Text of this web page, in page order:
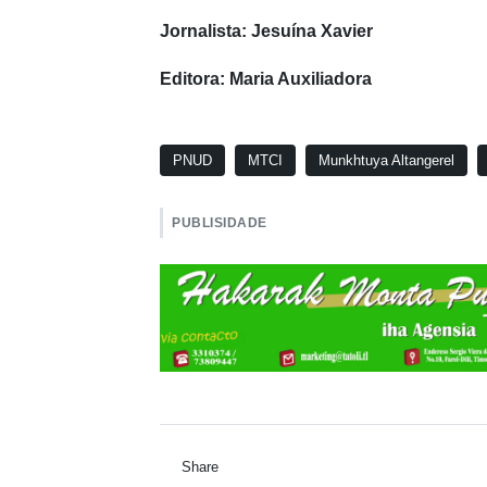
Jornalista: Jesuína Xavier
Editora: Maria Auxiliadora
PNUD MTCI Munkhtuya Altangerel
PUBLISIDADE
Share